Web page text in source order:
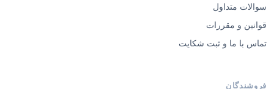
سوالات متداول
قوانین و مقررات
تماس با ما و ثبت شکایت
فروشندگان